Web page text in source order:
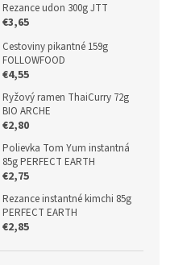
Rezance udon 300g JTT
€3,65
Cestoviny pikantné 159g
FOLLOWFOOD
€4,55
Ryžový ramen ThaiCurry 72g
BIO ARCHE
€2,80
Polievka Tom Yum instantná
85g PERFECT EARTH
€2,75
Rezance instantné kimchi 85g
PERFECT EARTH
€2,85